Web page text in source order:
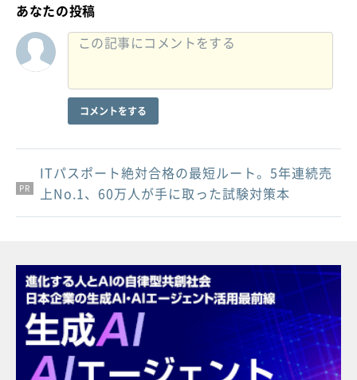
あなたの投稿
コメントをする
PR
PR
PR
ITパスポート絶対合格の最短ルート。5年連続売
上No.1、60万人が手に取った試験対策本